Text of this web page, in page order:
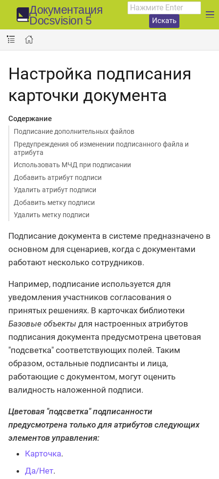
Документация
Docsvision 5
Искать
Настройка подписания
карточки документа
Содержание
Подписание дополнительных файлов
Предупреждения об изменении подписанного файла и
атрибута
Использовать МЧД при подписании
Добавить атрибут подписи
Удалить атрибут подписи
Добавить метку подписи
Удалить метку подписи
Подписание документа в системе предназначено в
основном для сценариев, когда с документами
работают несколько сотрудников.
Например, подписание используется для
уведомления участников согласования о
принятых решениях. В карточках библиотеки
Базовые объекты для настроенных атрибутов
подписания документа предусмотрена цветовая
"подсветка" соответствующих полей. Таким
образом, остальные подписанты и лица,
работающие с документом, могут оценить
валидность наложенной подписи.
Цветовая "подсветка" подписанности
предусмотрена только для атрибутов следующих
элементов управления:
Карточка.
Да/Нет.